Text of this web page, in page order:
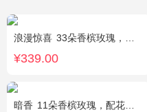
浪漫惊喜 33朵香槟玫瑰，白桔梗、尤加利间插
¥339.00
暗香 11朵香槟玫瑰，配花、绿叶搭配